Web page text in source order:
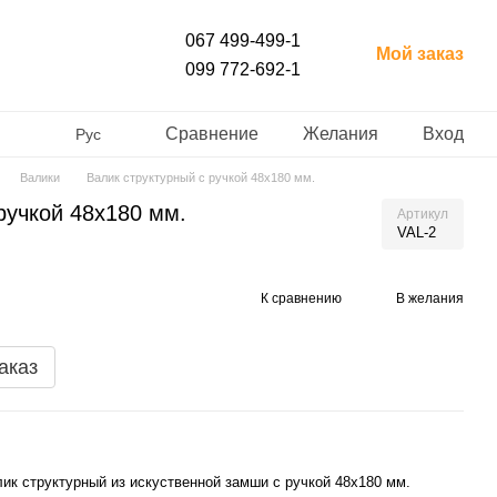
067 499-499-1
099 772-692-1
Мой заказ
Рус Сравнение Желания Вход
Валики Валик структурный с ручкой 48x180 мм.
48x180 мм. Артикул
VAL-2
К сравнению В желания
структурный из искуственной замши с ручкой 48x180 мм.